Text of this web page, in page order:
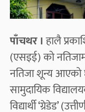
पाँचथर ।हालै
(एसइई) को
नतिजा शून्य आएको
सामुदायिक
विद्यार्थी ‘ग्रेडेड’